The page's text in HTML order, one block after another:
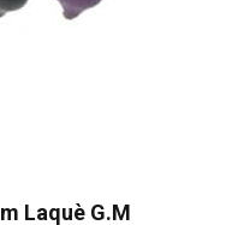
Laquè G.M